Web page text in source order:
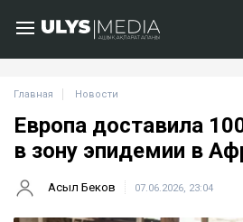
Главная Новости
Европа доставила
в зону эпидемии в
Асыл Беков 07.06.2026, 23:04